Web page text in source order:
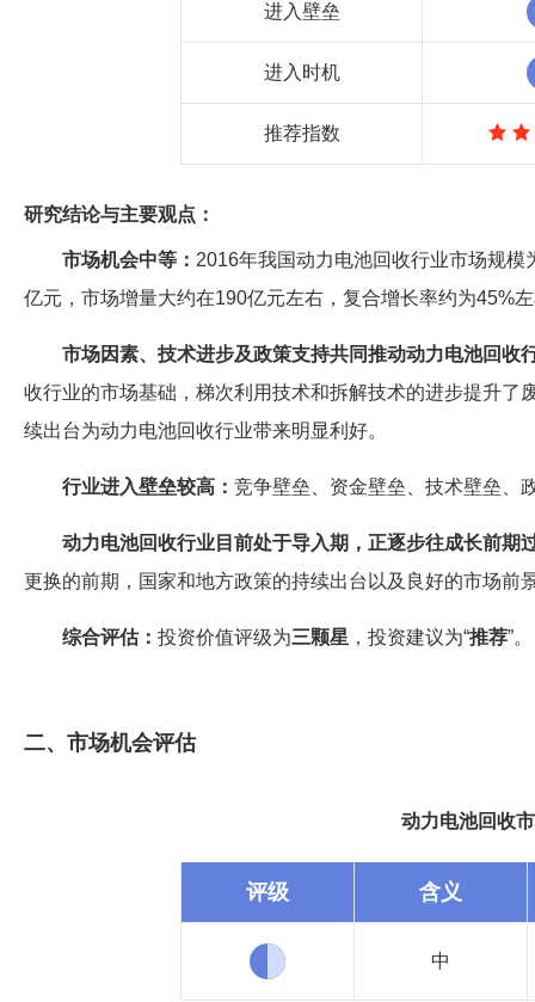
进入壁垒
进入时机
推荐指数
研究结论与主要观点：
市场机会中等： 2016年我国动力电池回收行业市场规
亿元，市场增量大约在190亿元左右，复合增长率约为45%
市场因素、技术进步及政策支持共同推动动力电池回收
收行业的市场基础，梯次利用技术和拆解技术的进步提升
续出台为动力电池回收行业带来明显利好。
行业进入壁垒较高： 竞争壁垒、资金壁垒、技术壁垒、
动力电池回收行业目前处于导入期，正逐步往成长前期
更换的前期，国家和地方政策的持续出台以及良好的市场前
综合评估： 投资价值评级为三颗星 ，投资建议为“推荐”。
二、市场机会评估
动力电池回收
评级 含义
中